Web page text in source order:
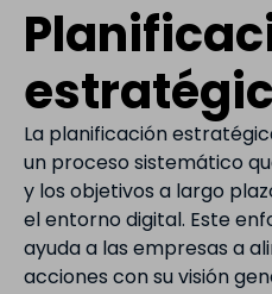
La planificación
un proceso sistemático
y los objetivos a largo
el entorno digital. Este
ayuda a las empresas a
acciones con su visión